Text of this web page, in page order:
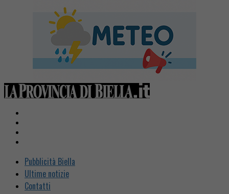
Pubblicità Biella
Ultime notizie
Contatti